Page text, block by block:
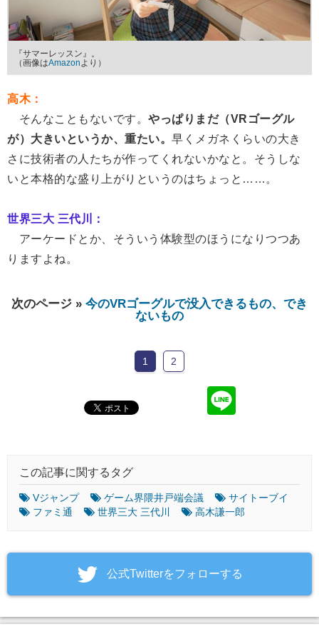
『サマーレッスン』。
（画像はAmazonより）
高木：
そんなこともないです。 やっぱりまだ（VRゴーグル
が）大きいというか、重たい。 早くメガネくらいの大き
さに技術者の人たちが作ってくれないかなと。そうしな
いと本格的な盛り上がりというのはちょっと……。
世界三大 三代川：
アーケードとか、そういう体験型のほうになりつつあ
りますよね。
次のページ » 今のVRゴーグルで没入できるもの、でき
ないもの
1 2
この記事に関するタグ
Vジャンプ ゲーム界隈井戸端会議
サイトーブイ
ファミ通
世界三大 三代川 高木謙一郎
‎公式Twitterをフォローする